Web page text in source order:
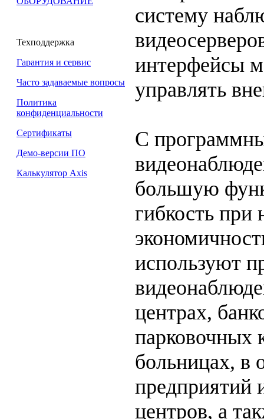
Техподдержка
Гарантия и сервис
Часто задаваемые вопросы
Политика
конфиденциальности
Сертификаты
Демо-версии ПО
Калькулятор Axis
систему
интерфейсы
управлять
С
большую
гибкость
используют
центрах,
парковочных
больницах, в
предприятий
центров, а